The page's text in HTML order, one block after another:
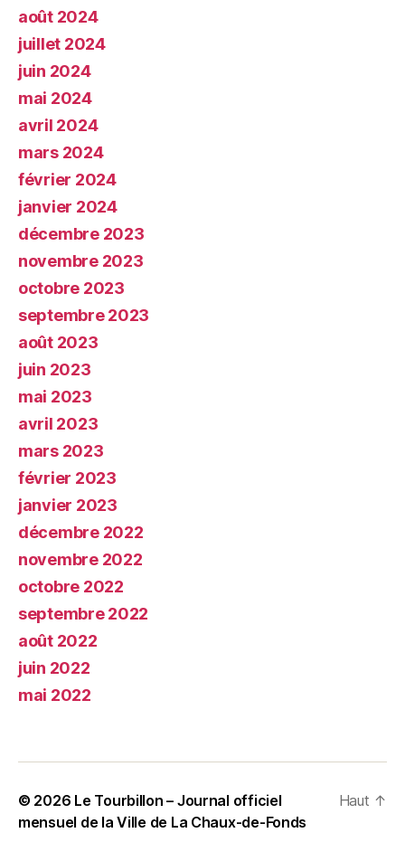
août 2024
juillet 2024
juin 2024
mai 2024
avril 2024
mars 2024
février 2024
janvier 2024
décembre 2023
novembre 2023
octobre 2023
septembre 2023
août 2023
juin 2023
mai 2023
avril 2023
mars 2023
février 2023
janvier 2023
décembre 2022
novembre 2022
octobre 2022
septembre 2022
août 2022
juin 2022
mai 2022
© 2026 Le Tourbillon – Journal officiel
mensuel de la Ville de La Chaux-de-Fonds
Haut ↑